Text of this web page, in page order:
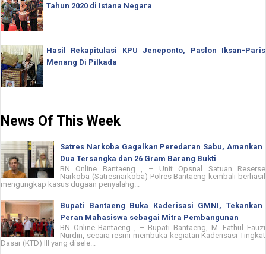
Tahun 2020 di Istana Negara
Hasil Rekapitulasi KPU Jeneponto, Paslon Iksan-Paris
Menang Di Pilkada
News Of This Week
Satres Narkoba Gagalkan Peredaran Sabu, Amankan
Dua Tersangka dan 26 Gram Barang Bukti
BN Online Bantaeng , – Unit Opsnal Satuan Reserse
Narkoba (Satresnarkoba) Polres Bantaeng kembali berhasil
mengungkap kasus dugaan penyalahg...
Bupati Bantaeng Buka Kaderisasi GMNI, Tekankan
Peran Mahasiswa sebagai Mitra Pembangunan
BN Online Bantaeng , – Bupati Bantaeng, M. Fathul Fauzi
Nurdin, secara resmi membuka kegiatan Kaderisasi Tingkat
Dasar (KTD) III yang disele...